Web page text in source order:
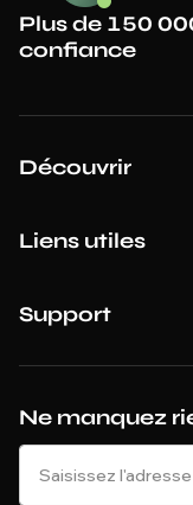
Ne manquez
Plus de 150
confiance
Découvrir
Liens utiles
Support